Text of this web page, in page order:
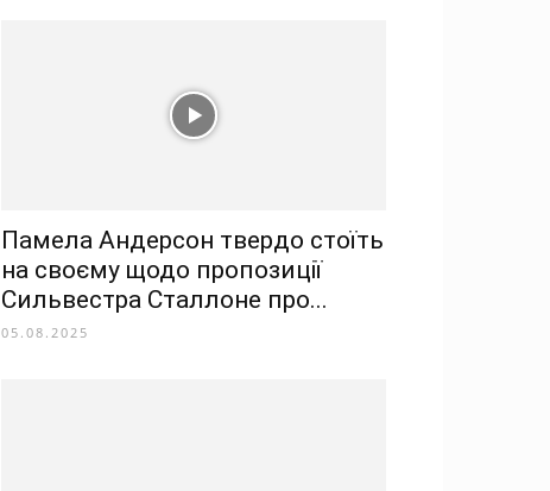
Памела Андерсон твердо стоїть
на своєму щодо пропозиції
Сильвестра Сталлоне про...
05.08.2025